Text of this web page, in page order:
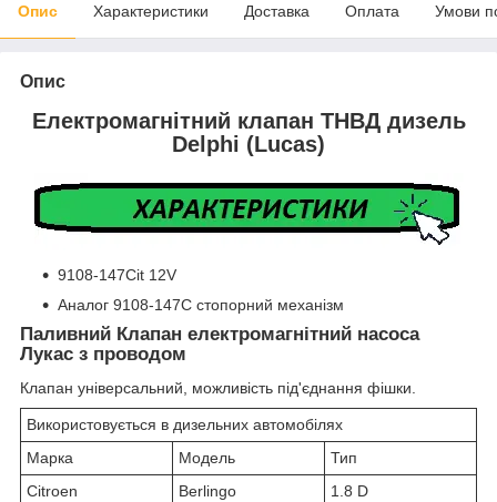
Опис Характеристики Доставка Оплата Умови
Опис
Електромагнітний клапан ТНВД дизель
Delphi (Luсas)
9108-147Cit 12V
Аналог 9108-147C стопорний механізм
Паливний Клапан електромагнітний насоса
Лукас з проводом
Клапан універсальний, можливість під'єднання фішки.
Використовується в дизельних автомобілях
Марка
Модель
Тип
Citroen
Berlingo
1.8 D